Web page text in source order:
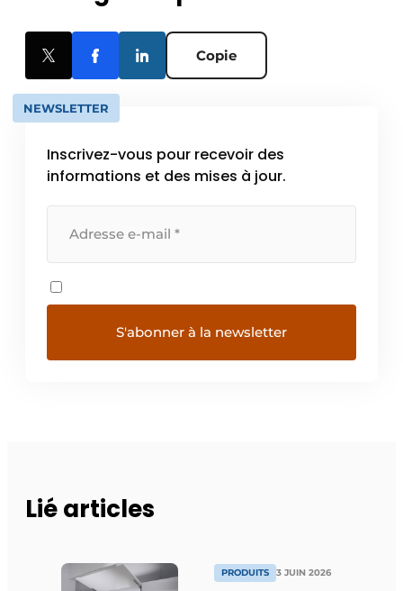
Copie
NEWSLETTER
Inscrivez-vous pour recevoir des
informations et des mises à jour.
Lié articles
PRODUITS 3 JUIN 2026